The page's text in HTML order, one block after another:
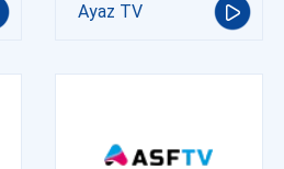
Ayaz TV